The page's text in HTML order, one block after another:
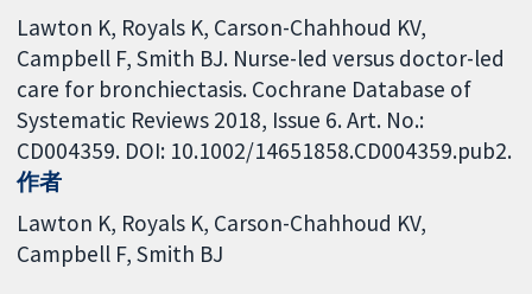
Lawton K, Royals K, Carson-Chahhoud KV,
Campbell F, Smith BJ. Nurse-led versus doctor-led
care for bronchiectasis. Cochrane Database of
Systematic Reviews 2018, Issue 6. Art. No.:
CD004359. DOI: 10.1002/14651858.CD004359.pub2.
作者
Lawton K Royals K Carson-Chahhoud KV
Campbell F Smith BJ